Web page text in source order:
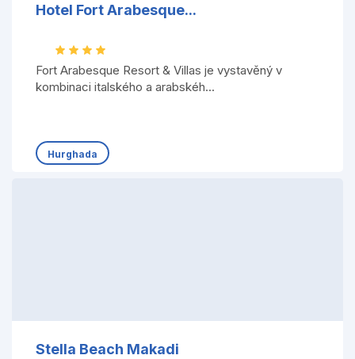
Hotel Fort Arabesque...
Fort Arabesque Resort & Villas je vystavěný v
kombinaci italského a arabskéh...
Hurghada
Stella Beach Makadi